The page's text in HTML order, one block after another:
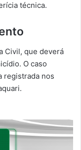
técnica.
Civil, que deverá
O caso
registrada nos